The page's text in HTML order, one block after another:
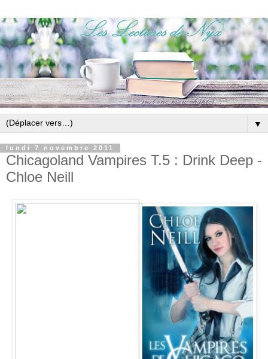
▼
lundi 7 novembre 2011
Chicagoland Vampires T.5 : Drink Deep -
Chloe Neill